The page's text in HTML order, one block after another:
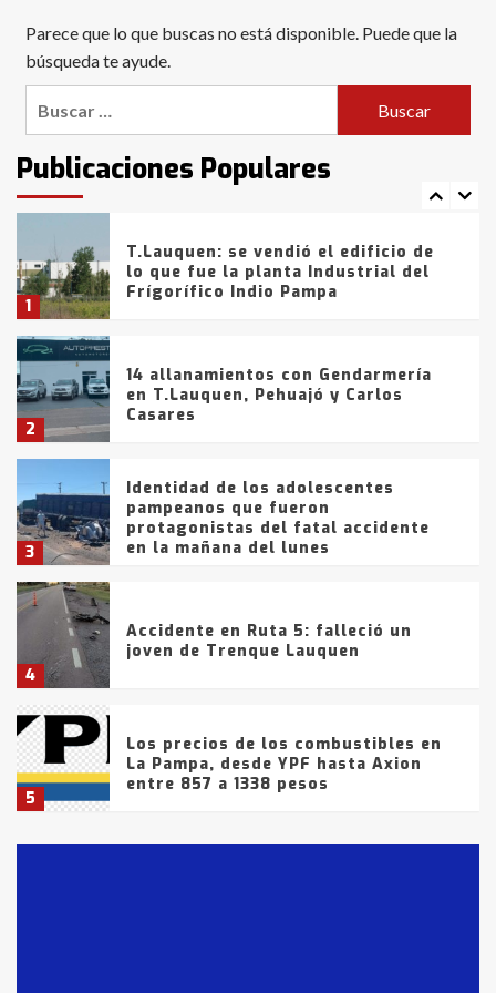
Parece que lo que buscas no está disponible. Puede que la
búsqueda te ayude.
Publicaciones Populares
6
con lluvias y heladas, en gran parte
de la provincia
intentaron evadir a la Policía
fueron detenidos por
comercialización de drogas en la
tarde del sábado
1
T.Lauquen: se vendió el edificio de
lo que fue la planta Industrial del
Frígorífico Indio Pampa
2
14 allanamientos con Gendarmería
en T.Lauquen, Pehuajó y Carlos
Casares
3
Identidad de los adolescentes
pampeanos que fueron
protagonistas del fatal accidente
en la mañana del lunes
4
Accidente en Ruta 5: falleció un
joven de Trenque Lauquen
5
Los precios de los combustibles en
La Pampa, desde YPF hasta Axion
entre 857 a 1338 pesos